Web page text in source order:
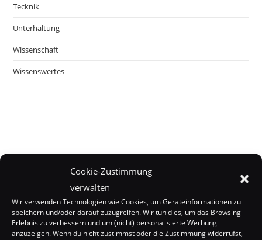
Cookie-Zustimmung
verwalten
Wir verwenden Technologien wie Cookies, um Geräteinformationen zu
speichern und/oder darauf zuzugreifen. Wir tun dies, um das Browsing-
Erlebnis zu verbessern und um (nicht) personalisierte Werbung
anzuzeigen. Wenn du nicht zustimmst oder die Zustimmung widerrufst,
Tecknik
Unterhaltung
Wissenschaft
Wissenswertes